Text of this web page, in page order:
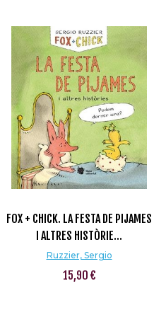
FOX + CHICK. LA FESTA DE PIJAMES
I ALTRES HISTÒRIE...
Ruzzier, Sergio
15,90 €